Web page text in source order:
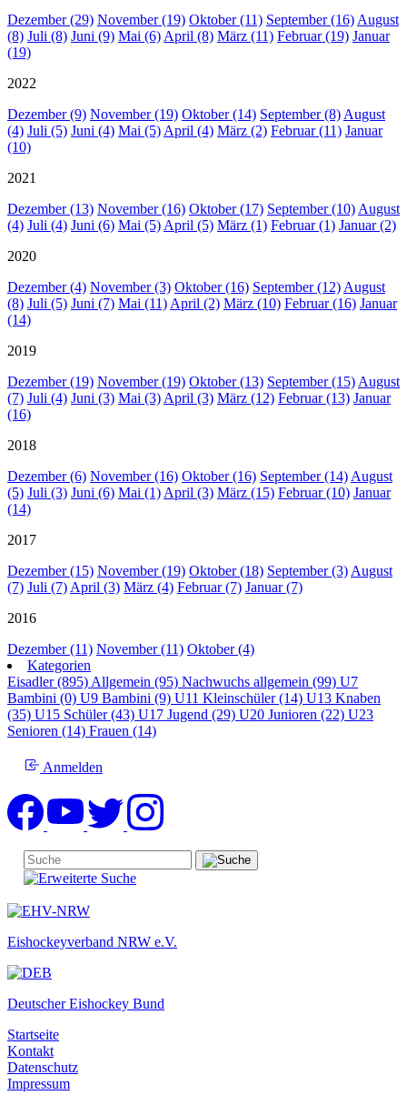
Dezember (29) November (19) Oktober (11) September (16) August
(8) Juli (8) Juni (9) Mai (6) April (8) März (11) Februar (19) Januar
(19)
2022
Dezember (9) November (19) Oktober (14) September (8) August
(4) Juli (5) Juni (4) Mai (5) April (4) März (2) Februar (11) Januar
(10)
2021
Dezember (13) November (16) Oktober (17) September (10) August
(4) Juli (4) Juni (6) Mai (5) April (5) März (1) Februar (1) Januar (2)
2020
Dezember (4) November (3) Oktober (16) September (12) August
(8) Juli (5) Juni (7) Mai (11) April (2) März (10) Februar (16) Januar
(14)
2019
Dezember (19) November (19) Oktober (13) September (15) August
(7) Juli (4) Juni (3) Mai (3) April (3) März (12) Februar (13) Januar
(16)
2018
Dezember (6) November (16) Oktober (16) September (14) August
(5) Juli (3) Juni (6) Mai (1) April (3) März (15) Februar (10) Januar
(14)
2017
Dezember (15) November (19) Oktober (18) September (3) August
(7) Juli (7) April (3) März (4) Februar (7) Januar (7)
2016
Dezember (11) November (11) Oktober (4)
Kategorien
Eisadler (895) Allgemein (95) Nachwuchs allgemein (99) U7
Bambini (0) U9 Bambini (9) U11 Kleinschüler (14) U13 Knaben
(35) U15 Schüler (43) U17 Jugend (29) U20 Junioren (22) U23
Senioren (14) Frauen (14)
Anmelden
Eishockeyverband NRW e.V.
Deutscher Eishockey Bund
Startseite
Kontakt
Datenschutz
Impressum